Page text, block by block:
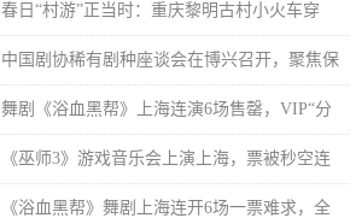
春日“村游”正当时：重庆黎明古村小火车穿
中国剧协稀有剧种座谈会在博兴召开，聚焦保
舞剧《浴血黑帮》上海连演6场售罄，VIP“分
《巫师3》游戏音乐会上演上海，票被秒空连
《浴血黑帮》舞剧上海连开6场一票难求，全